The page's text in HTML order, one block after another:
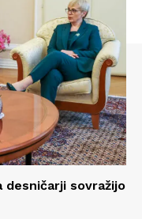
desničarji sovražijo